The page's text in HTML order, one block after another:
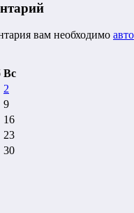
вам необходимо
Вс
2
9
16
23
30